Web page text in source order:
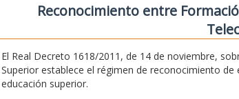
Reconocimiento entre
El Real Decreto 1618/2011, de 14 de noviembre,
Superior establece el régimen de reconocimiento
educación superior.